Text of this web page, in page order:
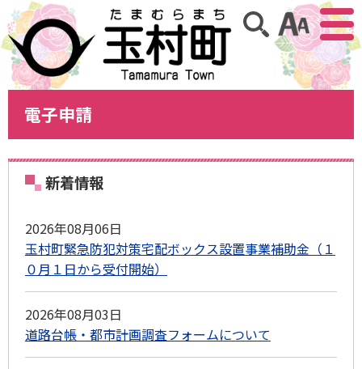
アクセ
サイト内検索
電子申請
新着情報
2026年08月06日
玉村町緊急防犯対策宅配ボックス設置事業補助金（１
０月１日から受付開始）
2026年08月03日
道路台帳・都市計画調査フォームについて